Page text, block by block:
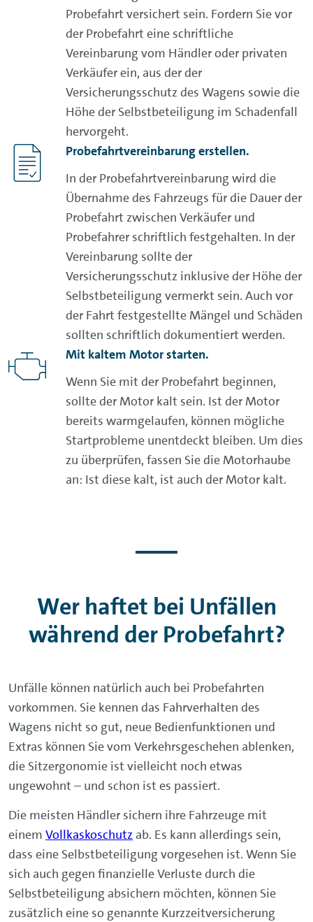
Probefahrt versichert sein. Fordern Sie vor
der Probefahrt eine schriftliche
Vereinbarung vom Händler oder privaten
Verkäufer ein, aus der der
Versicherungsschutz des Wagens sowie die
Höhe der Selbstbeteiligung im Schadenfall
hervorgeht.
Probefahrtvereinbarung erstellen.
In der Probefahrtvereinbarung wird die
Übernahme des Fahrzeugs für die Dauer der
Probefahrt zwischen Verkäufer und
Probefahrer schriftlich festgehalten. In der
Vereinbarung sollte der
Versicherungsschutz inklusive der Höhe der
Selbstbeteiligung vermerkt sein. Auch vor
der Fahrt festgestellte Mängel und Schäden
sollten schriftlich dokumentiert werden.
Mit kaltem Motor starten.
Wenn Sie mit der Probefahrt beginnen,
sollte der Motor kalt sein. Ist der Motor
bereits warmgelaufen, können mögliche
Startprobleme unentdeckt bleiben. Um dies
zu überprüfen, fassen Sie die Motorhaube
an: Ist diese kalt, ist auch der Motor kalt.
Wer haftet bei Unfällen
während der Probefahrt?
Unfälle können natürlich auch bei Probefahrten
vorkommen. Sie kennen das Fahrverhalten des
Wagens nicht so gut, neue Bedienfunktionen und
Extras können Sie vom Verkehrsgeschehen ablenken,
die Sitzergonomie ist vielleicht noch etwas
ungewohnt – und schon ist es passiert.
Die meisten Händler sichern ihre Fahrzeuge mit
einem Vollkaskoschutzab. Es kann allerdings sein,
dass eine Selbstbeteiligung vorgesehen ist. Wenn Sie
sich auch gegen finanzielle Verluste durch die
Selbstbeteiligung absichern möchten, können Sie
zusätzlich eine so genannte Kurzzeitversicherung